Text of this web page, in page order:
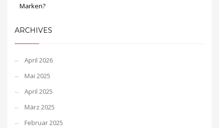
Marken?
ARCHIVES
April 2026
Mai 2025
April 2025
März 2025
Februar 2025